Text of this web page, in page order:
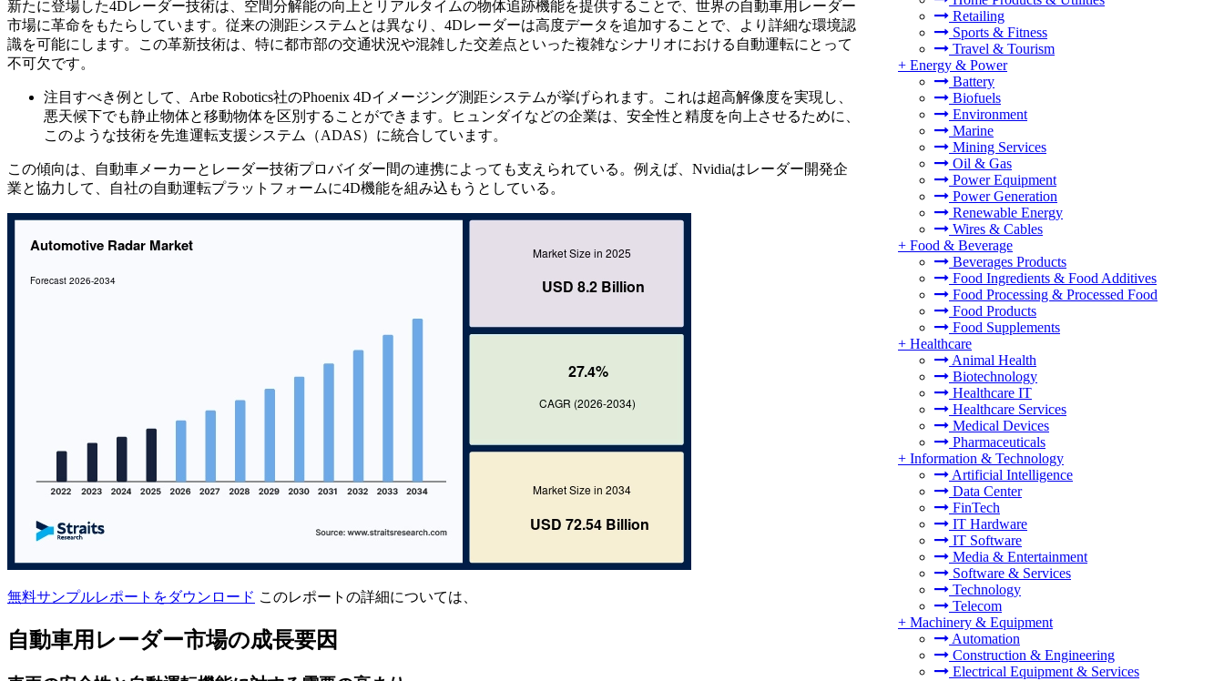
Retailing
Sports & Fitness
Travel & Tourism
+ Energy & Power
Battery
Biofuels
Environment
Marine
Mining Services
Oil & Gas
Power Equipment
Power Generation
Renewable Energy
Wires & Cables
+ Food & Beverage
Beverages Products
Food Ingredients & Food Additives
Food Processing & Processed Food
Food Products
Food Supplements
+ Healthcare
Animal Health
Biotechnology
Healthcare IT
Healthcare Services
Medical Devices
Pharmaceuticals
+ Information & Technology
Artificial Intelligence
Data Center
FinTech
IT Hardware
IT Software
Media & Entertainment
Software & Services
Technology
Telecom
+ Machinery & Equipment
Automation
Construction & Engineering
Electrical Equipment & Services
新たに登場した4Dレーダー技術は、空間分解能の向上とリアルタイムの物体追跡機能を提供することで、世界の自動車用レーダー
市場に革命をもたらしています。従来の測距システムとは異なり、4Dレーダーは高度データを追加することで、より詳細な環境認
識を可能にします。この革新技術は、特に都市部の交通状況や混雑した交差点といった複雑なシナリオにおける自動運転にとって
不可欠です。
注目すべき例として、Arbe Robotics社のPhoenix 4Dイメージング測距システムが挙げられます。これは超高解像度を実現し、
悪天候下でも静止物体と移動物体を区別することができます。ヒュンダイなどの企業は、安全性と精度を向上させるために、
このような技術を先進運転支援システム（ADAS）に統合しています。
この傾向は、自動車メーカーとレーダー技術プロバイダー間の連携によっても支えられている。例えば、Nvidiaはレーダー開発企
業と協力して、自社の自動運転プラットフォームに4D機能を組み込もうとしている。
無料サンプルレポートをダウンロード このレポートの詳細については、
自動車用レーダー市場の成長要因